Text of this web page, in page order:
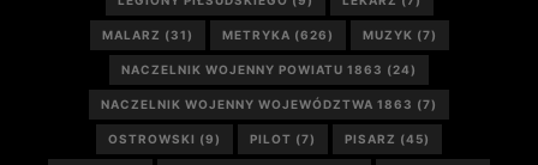
MALARZ (31) METRYKA (626) MUZYK (7)
NACZELNIK WOJENNY POWIATU 1863 (24)
NACZELNIK WOJENNY WOJEWÓDZTWA 1863 (7)
OSTROWSKI (9) PILOT (7) PISARZ (45)